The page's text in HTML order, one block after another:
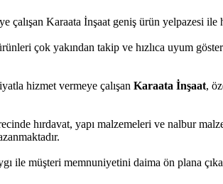
çalışan Karaata İnşaat geniş ürün yelpazesi
çok yakından takip ve hızlıca uyum
hizmet vermeye çalışan Karaata İnşaat,
hırdavat, yapı malzemeleri ve nalbur
ile müşteri memnuniyetini daima ön plana